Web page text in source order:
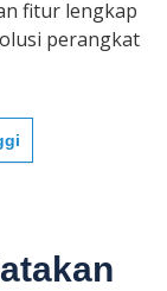
fitur lengkap
perangkat